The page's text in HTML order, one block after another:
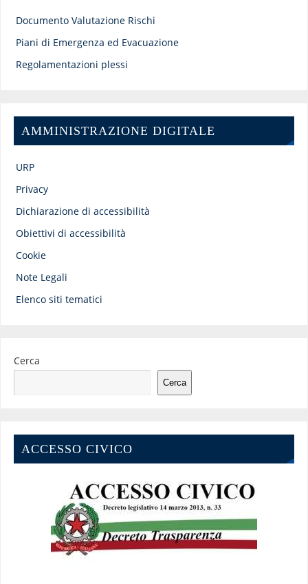
Documento Valutazione Rischi
Piani di Emergenza ed Evacuazione
Regolamentazioni plessi
AMMINISTRAZIONE DIGITALE
URP
Privacy
Dichiarazione di accessibilità
Obiettivi di accessibilità
Cookie
Note Legali
Elenco siti tematici
Cerca
Cerca
ACCESSO CIVICO